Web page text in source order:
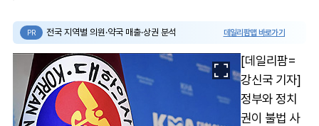
PR 전국 지역별 의원·약국 매출·상권 분석 데일리팜맵 바로가기
[데일리팜=
강신국 기자]
정부와 정치
권이 불법 사